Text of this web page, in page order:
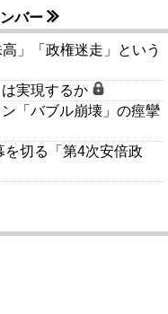
バー
」「政権迷走」という
実現するか
「バブル崩壊」の痙攣
切る「第4次安倍政